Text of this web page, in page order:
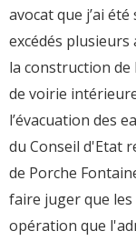
avocat que j’ai
excédés plusieurs
la construction
de voirie
l’évacuation des
du Conseil d'Etat
de Porche
faire juger que
opération que